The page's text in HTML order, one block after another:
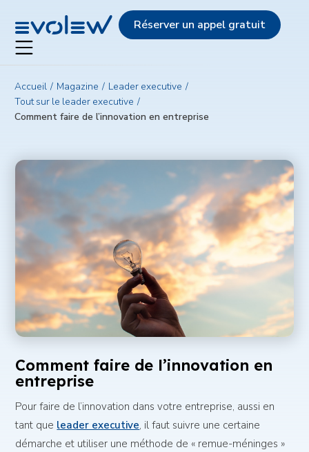
Réserver un appel gratuit
Accueil Magazine
Leader executive
Tout sur le leader executive
Comment faire de l’innovation en entreprise
Comment faire de l’innovation en
entreprise
Pour faire de l’innovation dans votre entreprise, aussi en
tant que leader executive, il faut suivre une certaine
démarche et utiliser une méthode de « remue-méninges »